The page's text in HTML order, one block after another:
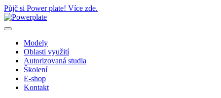
Půjč si Power plate! Více zde.
Modely
Oblasti využití
Autorizovaná studia
Školení
E-shop
Kontakt